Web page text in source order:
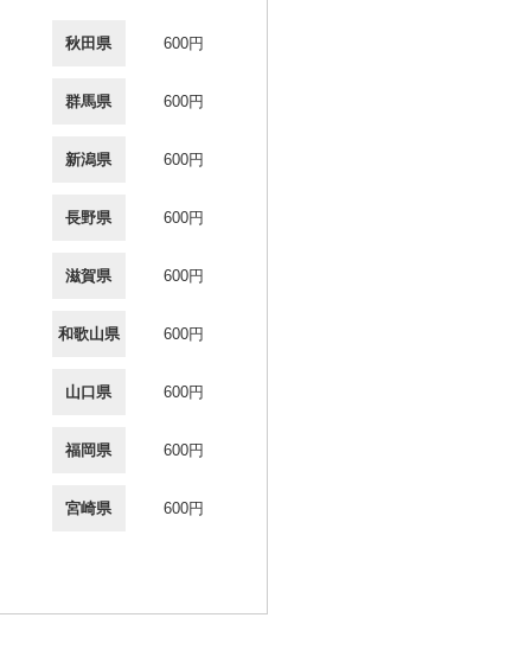
秋田県 600円
群馬県 600円
新潟県 600円
長野県 600円
滋賀県 600円
和歌山県 600円
山口県 600円
福岡県 600円
宮崎県 600円